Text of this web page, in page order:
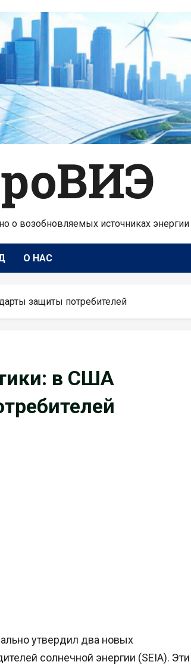
о возобновляемых источниках энергии
О НАС
защиты потребителей
в США
утвердил два новых
солнечной энергии (SEIA). Эти